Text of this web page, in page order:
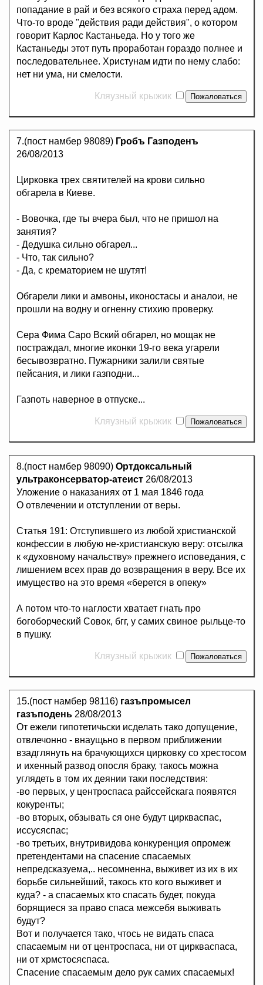
попадание в рай и без всякого страха перед адом.
Что-то вроде "действия ради действия", о котором
говорит Карлос Кастаньеда. Но у того же
Кастаньеды этот путь проработан гораздо полнее и
последовательнее. Христунам идти по нему слабо:
нет ни ума, ни смелости.
Кляузный крыжик
7.(пост намбер 98089) Гробъ Газподенъ
26/08/2013
Цирковка трех святителей на крови сильно
обгарела в Киеве.
- Вовочка, где ты вчера был, что не пришол на
занятия?
- Дедушка сильно обгарел...
- Что, так сильно?
- Да, с крематорием не шутят!
Обгарели лики и амвоны, иконостасы и аналои, не
прошли на водну и огненну стихию проверку.
Сера Фима Саро Вский обгарел, но мощак не
постраждал, многие иконки 19-го века угарели
бесывозвратно. Пужарники залили святые
пейсания, и лики газподни...
Газпоть наверное в отпуске...
Кляузный крыжик
8.(пост намбер 98090) Ортдоксальный
ультраконсерватор-атеист 26/08/2013
Уложение о наказаниях от 1 мая 1846 года
О отвлечении и отступлении от веры.
Статья 191: Отступившего из любой христианской
конфессии в любую не-христианскую веру: отсылка
к «духовному начальству» прежнего исповедания, с
лишением всех прав до возвращения в веру. Все их
имущество на это время «берется в опеку»
А потом что-то наглости хватает гнать про
богоборческий Совок, бгг, у самих свиное рыльце-то
в пушку.
Кляузный крыжик
15.(пост намбер 98116) газъпромысел
газъподень 28/08/2013
От ежели гипотетичьски исделать тако допущение,
отвлечонно - внаущьно в первом приближении
взадглянуть на брачующихся цирковку со хрестосом
и ихенный развод опосля браку, такось можна
углядеть в том их деянии таки последствия:
-во первых, у центроспаса райссейскага появятся
кокуренты;
-во вторых, обзывать ся оне будут циркваспас,
иссусяспас;
-во третьих, внутривидова конкуренция опромеж
претендентами на спасение спасаемых
непредсказуема,.. несомненна, выживет из их в их
борьбе сильнейший, такось кто кого выживет и
куда? - а спасаемых кто спасать будет, покуда
борящиеся за право спаса межсебя выживать
будут?
Вот и получается тако, чтось не видать спаса
спасаемым ни от центроспаса, ни от циркваспаса,
ни от хрмстосяспаса.
Спасение спасаемым дело рук самих спасаемых!